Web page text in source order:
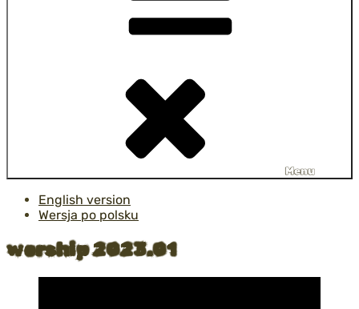
Menu
English version
Wersja po polsku
worship 2023.01